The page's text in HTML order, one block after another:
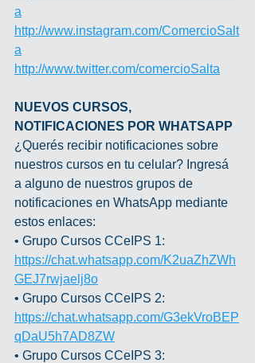
a
http://www.instagram.com/ComercioSalt
a
http://www.twitter.com/comercioSalta
NUEVOS CURSOS,
NOTIFICACIONES POR WHATSAPP
¿Querés recibir notificaciones sobre
nuestros cursos en tu celular? Ingresá
a alguno de nuestros grupos de
notificaciones en WhatsApp mediante
estos enlaces:
• Grupo Cursos CCeIPS 1:
https://chat.whatsapp.com/K2uaZhZWh
GEJ7rwjaelj8o
• Grupo Cursos CCeIPS 2:
https://chat.whatsapp.com/G3ekVroBEP
qDaU5h7AD8ZW
• Grupo Cursos CCeIPS 3: